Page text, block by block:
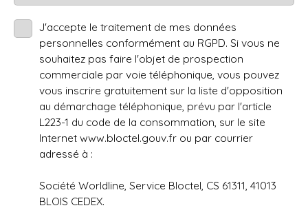
J'accepte le traitement de mes données
personnelles conformément au RGPD. Si vous ne
souhaitez pas faire l'objet de prospection
commerciale par voie téléphonique, vous pouvez
vous inscrire gratuitement sur la liste d'opposition
au démarchage téléphonique, prévu par l'article
L223-1 du code de la consommation, sur le site
Internet www.bloctel.gouv.fr ou par courrier
adressé à :
Société Worldline, Service Bloctel, CS 61311, 41013
BLOIS CEDEX.